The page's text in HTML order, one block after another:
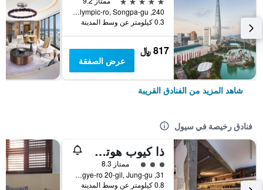
240, Olympic-ro, Songpa-gu, سيول, كوريا الجنوبية
0.3 كيلومتر عن وسط المدينة
817 ﷼
عرض الصفقة
شاهد المزيد من الفنادق القريبة
فنادق رخيصة في سيول
ذا كيوب هوتل - دار ضيافة
تقييم فئة 3ممتاز 8.3
31, Toegye-ro 20-gil, Jung-gu, سيول, كوريا الجنوبية
0.8 كيلومتر عن وسط المدينة